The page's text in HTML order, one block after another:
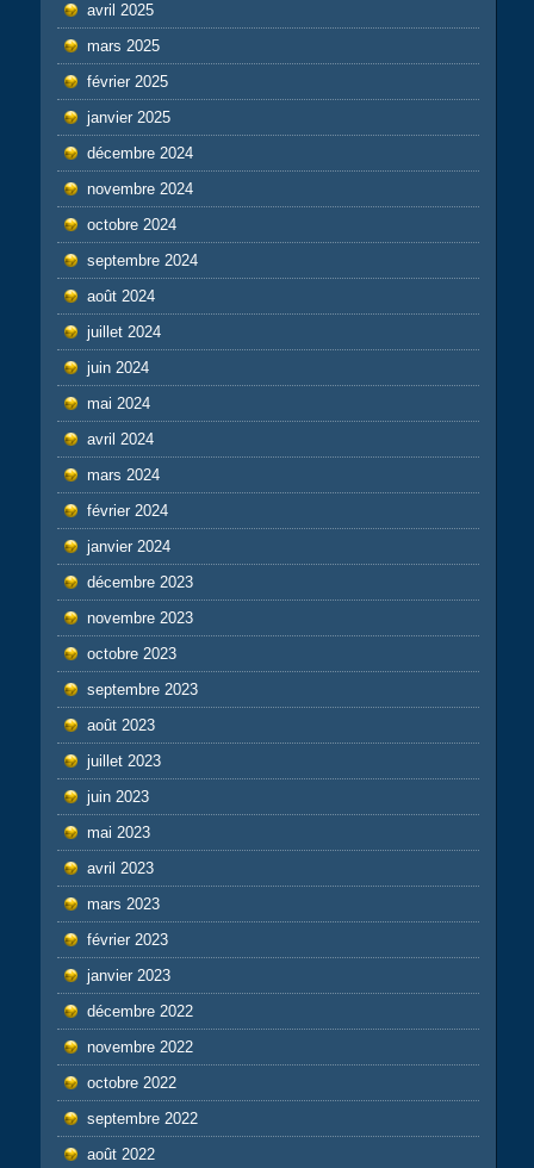
avril 2025
mars 2025
février 2025
janvier 2025
décembre 2024
novembre 2024
octobre 2024
septembre 2024
août 2024
juillet 2024
juin 2024
mai 2024
avril 2024
mars 2024
février 2024
janvier 2024
décembre 2023
novembre 2023
octobre 2023
septembre 2023
août 2023
juillet 2023
juin 2023
mai 2023
avril 2023
mars 2023
février 2023
janvier 2023
décembre 2022
novembre 2022
octobre 2022
septembre 2022
août 2022